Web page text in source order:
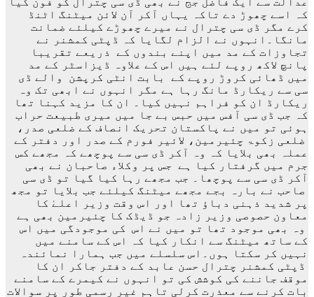
کہ اسے چھوڑ دے تاکہ یہاں آکر آن لائن میٹنگ اٹنڈ
کرے مگر ڈی سی چترال نے میرے چھوڑے کیلئے ضمانت
مانگا۔انہوں نے الزام لگایا کہ ڈپٹی کمشنر نے
تجاوزات کے مد میں اپنے بندوں کے ذریعے تقریبا
پانچ لاکھ روپے لئے ہیں اس کے علاوہ ڈیزاسٹر کے مد
میں ڈھائی کروڑ روپے کے بابت انٹی کرپشن والے ڈی
سی سے ریکارڈ مانگ رہا ہے مگر انہوں نے ابھی تک وہ
ریکارڈ ان کو فراہم نہیں کیا۔ ان کا مزید کہنا تھا
کہ جب ڈی سی آفس میں حبس بے جا میں میری طبیعت حراب
ہوئی تو میں نے پاکستان تحریک انصاف کے ضلعی صدر،
ضلعی زکوۃ چئیرمین، لائیر فورم کے صدر اور دفتر کے
عملہ بھی بلایا کہ وہ آکر ڈی سی سے پوچھے کہ مجھے کس
جرم میں گرفتار کیا ہے جس پر وکلاء صاحبان نے بھی
آکر ڈی سی سے پوچھا۔ جب مجھے رہا کیا گیا تو ڈی سی
صاحب نے بارہ بجے مجھے میٹنگ کیلئے جب بلایا تو مجھ
پر شدید ذہنی دباؤ تھا اور اس وقت وزیر اعلےٰ کا
معاون حصوصی وزیر زادہ جو ڈیڈک کا چئیرمین بھی ہے
وہ بھی موجود تھا تو میں نے اس کی موجودگی میں اس
کے ساتھ میٹنگ سے انکار کیا کہ اس کے سامنے میں
نہیں کر سکتا ہوں۔اس سلسلے میں جب ہمارا نمائندہ
ڈپٹی کمشنر چترال حسن عابد کے دفتر جاکر ان کا
موقف جاننے کی کوشش کی تو انہوں نے کیمرے کے سامنے
بات کرنے سے معذرت کرلی تاہم غیر رسمی طور پر سوالات